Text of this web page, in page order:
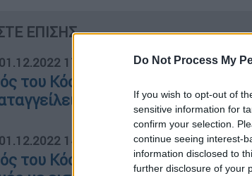
Do Not Process My
If you wish to opt-out of
sensitive information for
confirm your selection.
continue seeing interest-
information disclosed to
further disclosure of your
ΕΠΙΣΗΣ
01.12.2022 17:39
του Κόσμου: Συμπληρωματική
ηγετικό στέλεχος της
01.12.2022 14:00
του Κόσμου: Ο πατέρας